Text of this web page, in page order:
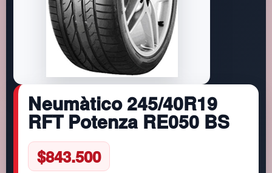
Neumàtico 245/40R19
RFT Potenza RE050 BS
$843.500